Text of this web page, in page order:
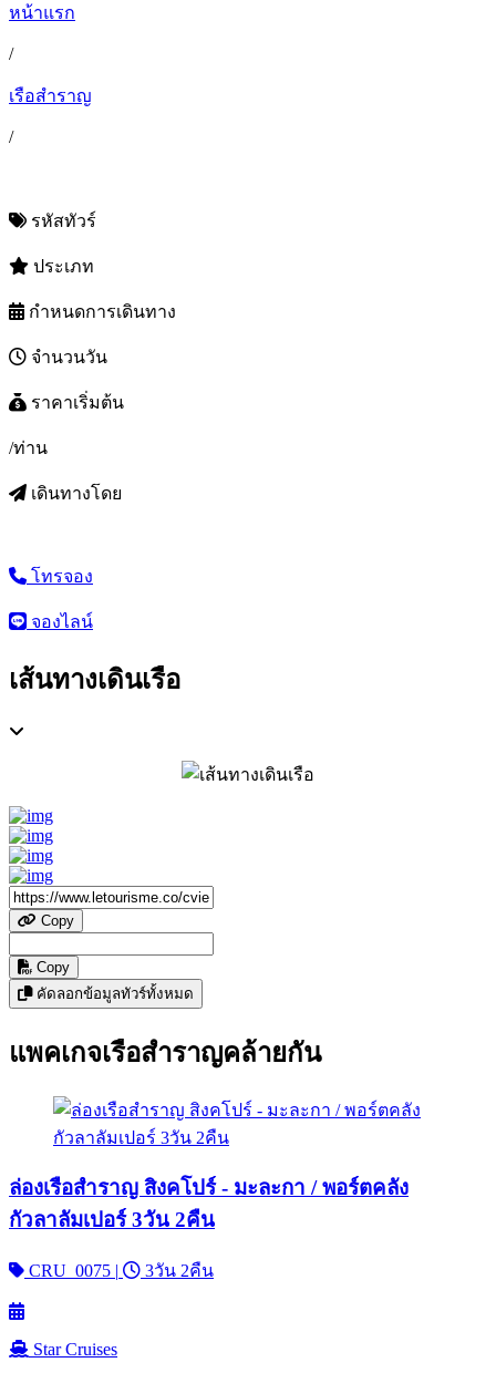
หน้าแรก
/
เรือสำราญ
/
รหัสทัวร์
ประเภท
กำหนดการเดินทาง
จำนวนวัน
ราคาเริ่มต้น
/ท่าน
เดินทางโดย
โทรจอง
จองไลน์
เส้นทางเดินเรือ
Copy
Copy
คัดลอกข้อมูลทัวร์ทั้งหมด
แพคเกจเรือสำราญคล้ายกัน
ล่องเรือสำราญ สิงคโปร์ - มะละกา / พอร์ตคลัง
กัวลาลัมเปอร์ 3วัน 2คืน
CRU_0075 | 3วัน 2คืน
Star Cruises